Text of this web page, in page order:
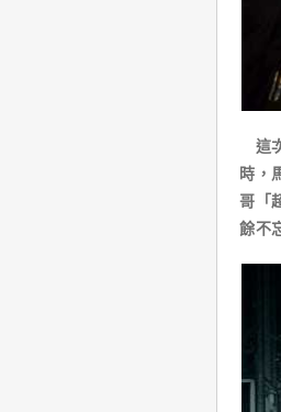
這
時，
哥「
餘不